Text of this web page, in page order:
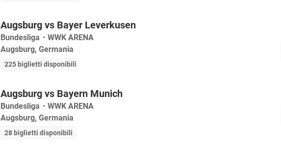
Augsburg vs Bayer Leverkusen
Bundesliga ・ WWK ARENA
Augsburg, Germania
225 biglietti disponibili
Augsburg vs Bayern Munich
Bundesliga ・ WWK ARENA
Augsburg, Germania
28 biglietti disponibili